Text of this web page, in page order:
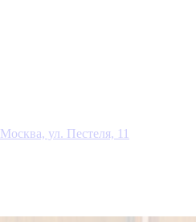
Москва, ул. Пестеля, 11